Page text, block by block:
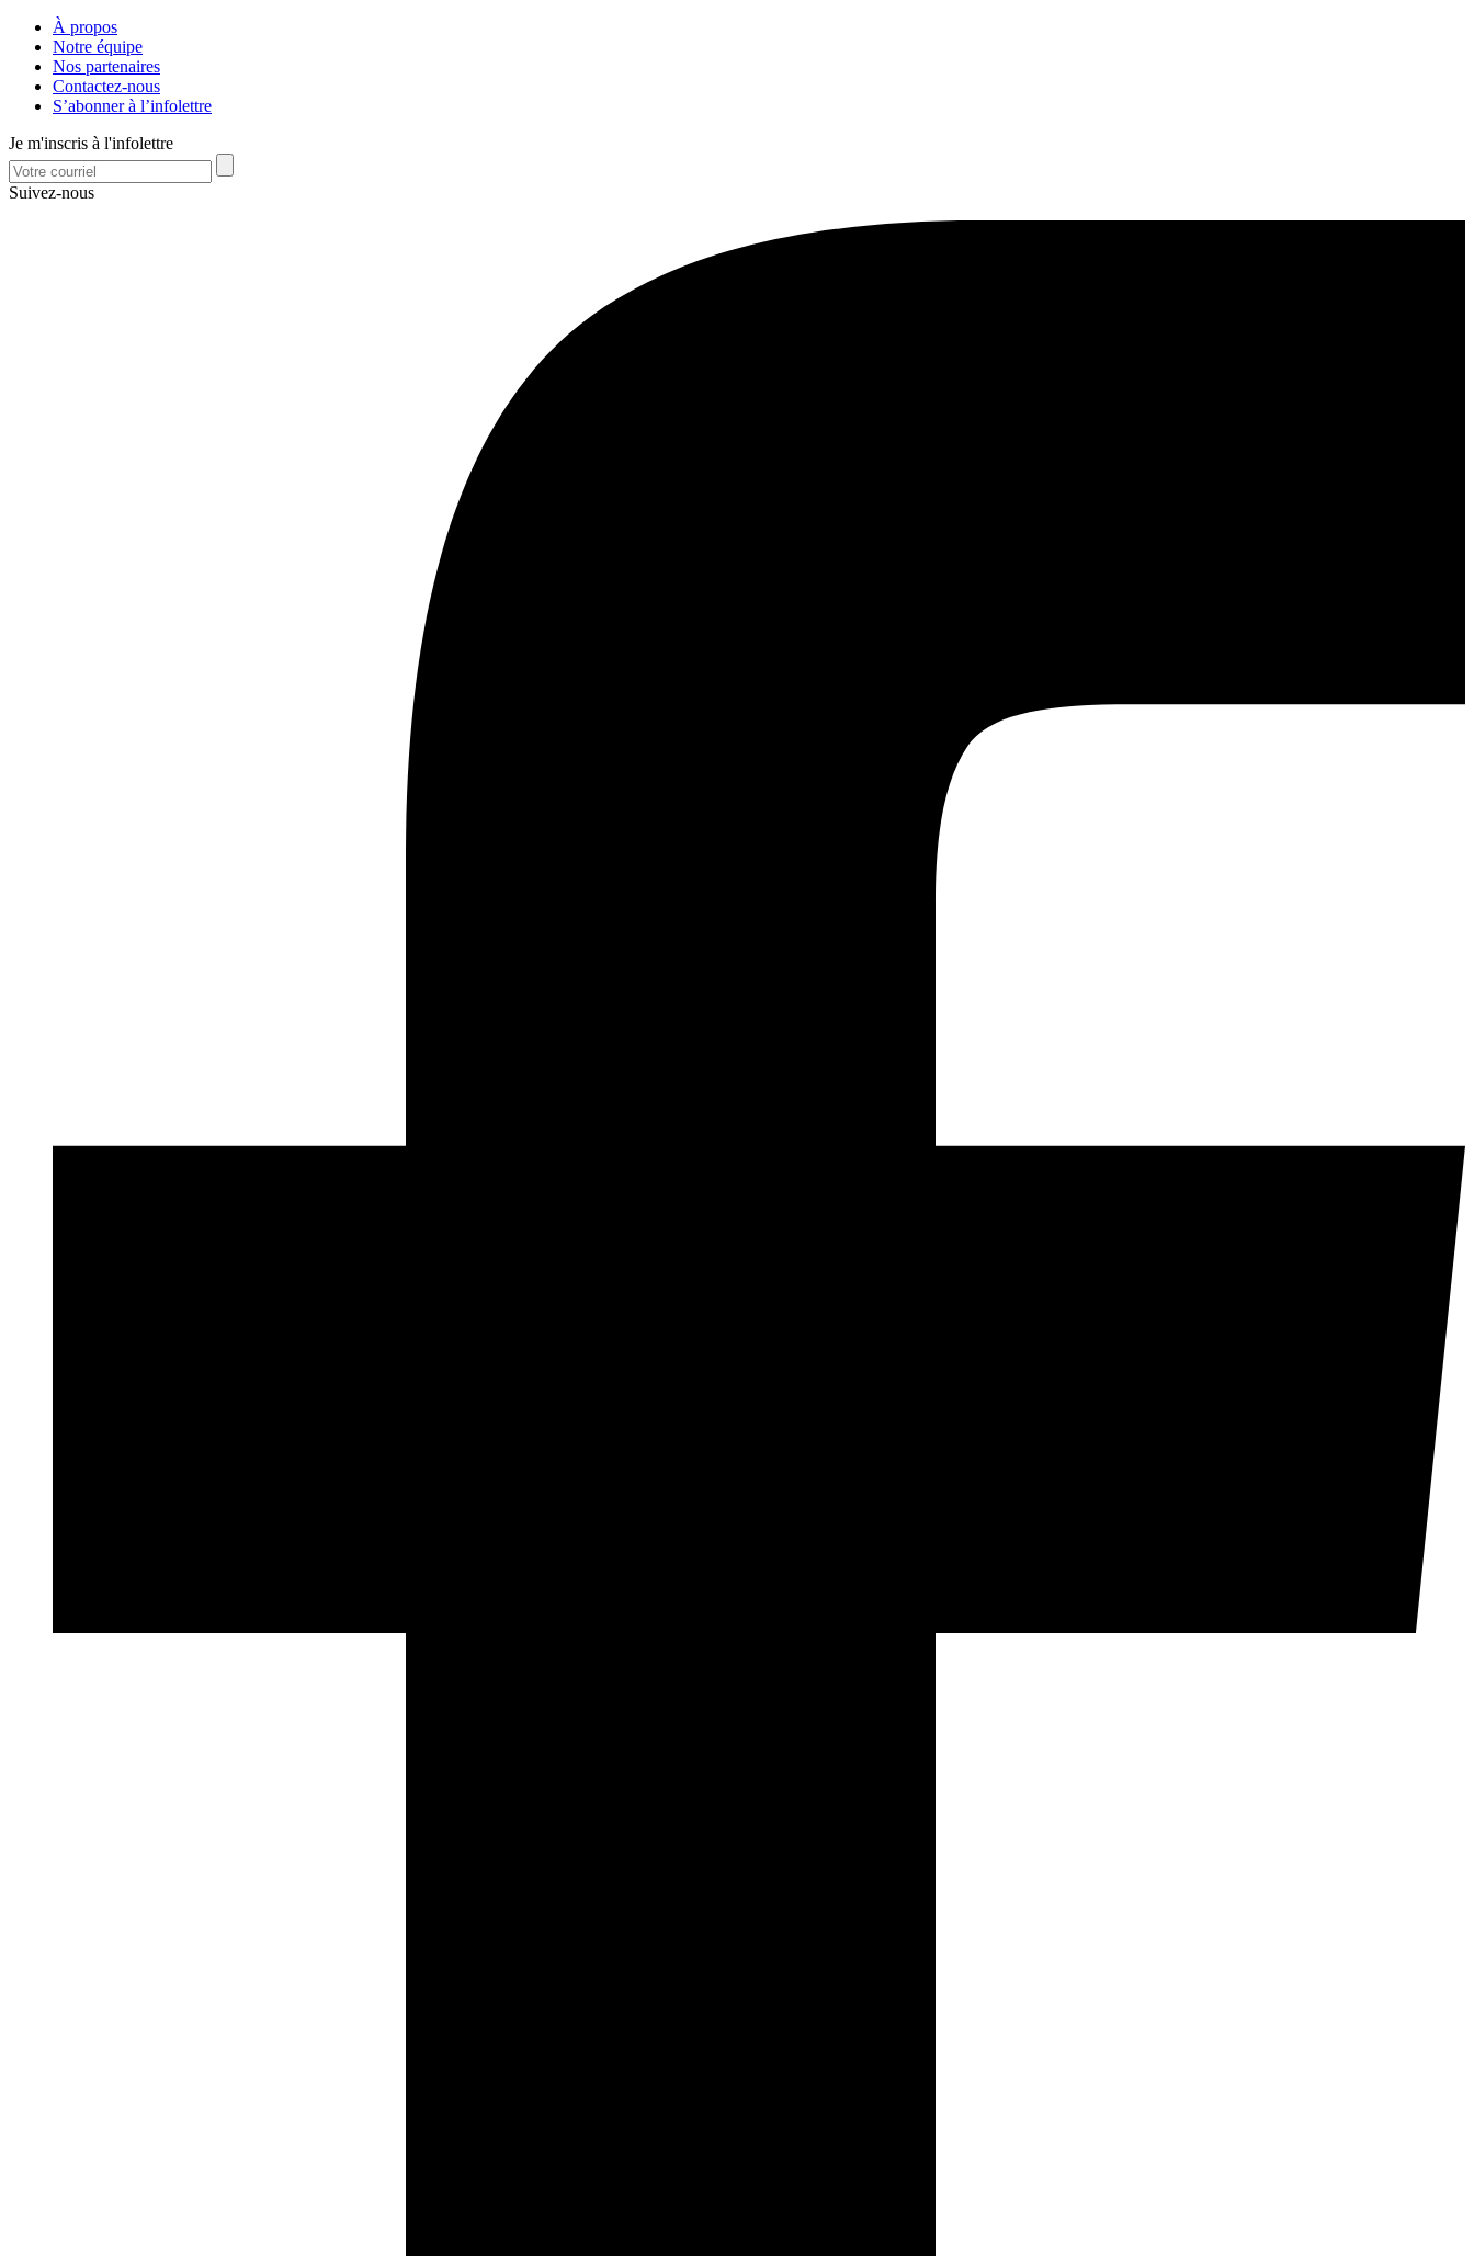
À propos
Notre équipe
Nos partenaires
Contactez-nous
S’abonner à l’infolettre
Je m'inscris à l'infolettre
Suivez-nous